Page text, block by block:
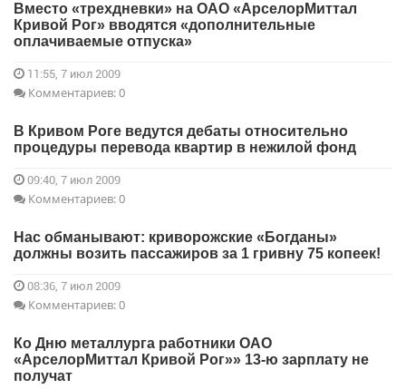
Вместо «трехдневки» на ОАО «АрселорМиттал
Кривой Рог» вводятся «дополнительные
оплачиваемые отпуска»
11:55, 7 июл 2009
Комментариев: 0
В Кривом Роге ведутся дебаты относительно
процедуры перевода квартир в нежилой фонд
09:40, 7 июл 2009
Комментариев: 0
Нас обманывают: криворожские «Богданы»
должны возить пассажиров за 1 гривну 75 копеек!
08:36, 7 июл 2009
Комментариев: 0
Ко Дню металлурга работники ОАО
«АрселорМиттал Кривой Рог»» 13-ю зарплату не
получат